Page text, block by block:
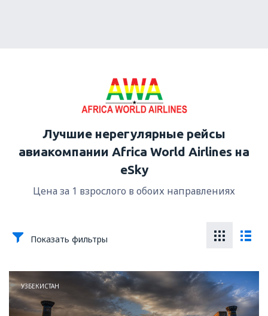
Лучшие нерегулярные рейсы
авиакомпании Africa World Airlines на
eSky
Цена за 1 взрослого в обоих направлениях
Показать фильтры
УЗБЕКИСТАН